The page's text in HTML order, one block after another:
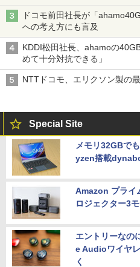
穴と楽天モバイルの課題
ドコモ前田社長が「
への考え方にも言及
KDDI松田社長、ahamoの
めて十分対抗できる」
NTTドコモ、エリクソン製の
Special Site
メモリ32GBで
yzen搭載
Amazon プライ
ロジェクター3
エントリーなの
e Audioワイヤ
く